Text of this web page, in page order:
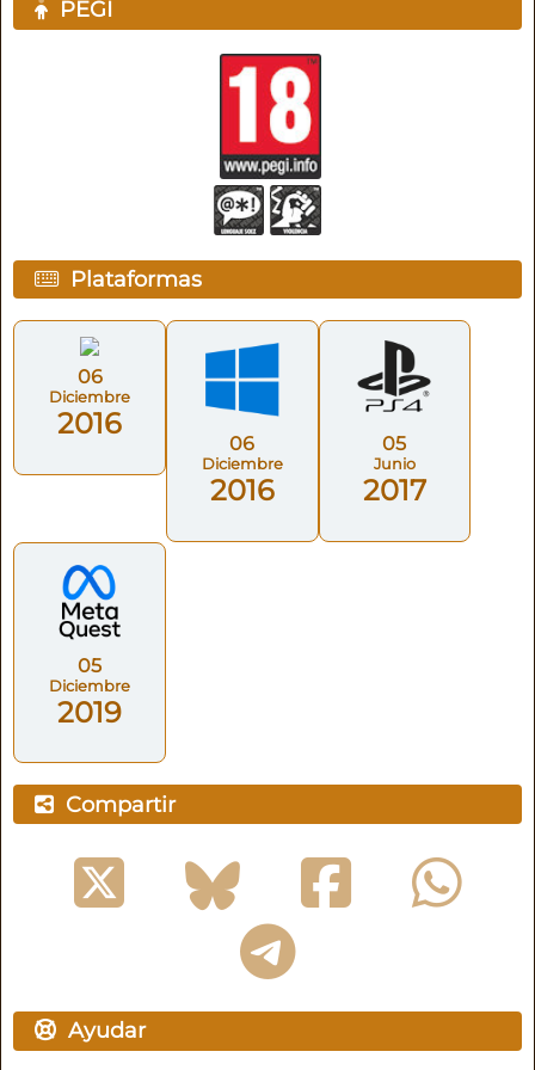
PEGI
Plataformas
06
Diciembre
2016
06
Diciembre
2016
05
Junio
2017
05
Diciembre
2019
Compartir
Ayudar